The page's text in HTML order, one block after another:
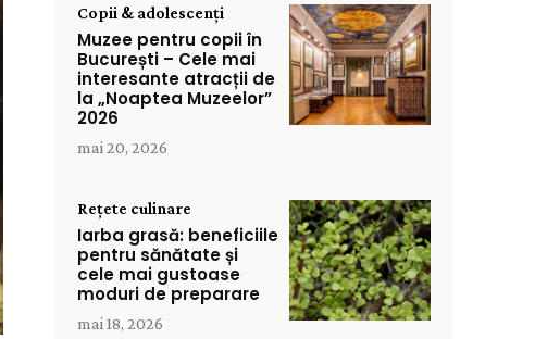
Copii & adolescenți
Muzee pentru copii în
București – Cele mai
interesante atracții de
la „Noaptea Muzeelor”
2026
mai 20, 2026
Rețete culinare
Iarba grasă: beneficiile
pentru sănătate și
cele mai gustoase
moduri de preparare
mai 18, 2026